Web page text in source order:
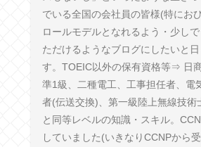
でいる全国の会社員の皆様(特にお
ロールモデルとなれるよう・少し
ただけるようなブログにしたいと
す。TOEIC以外の保有資格等⇒ 日
準1級、二種電工、工事担任者、電
者(伝送交換)、第一級陸上無線技術
と同等レベルの知識・スキル。
していました(いきなりCCNPから